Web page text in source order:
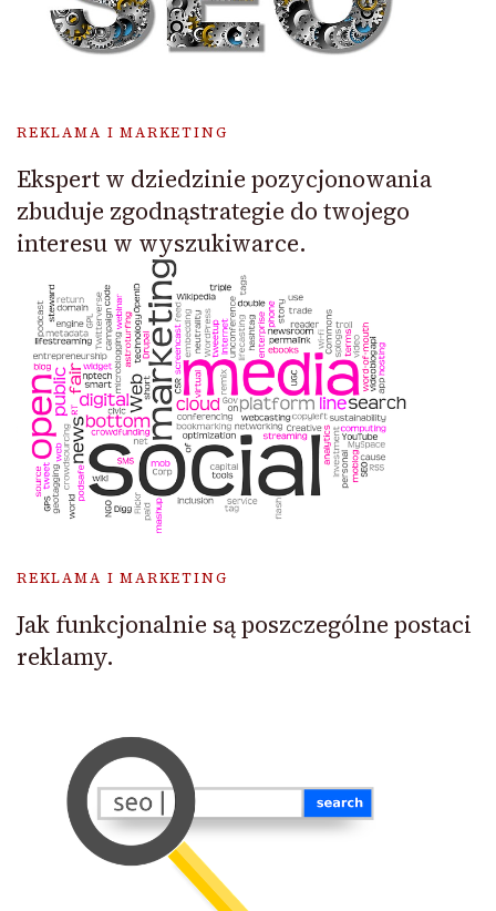
REKLAMA I MARKETING
Ekspert w dziedzinie pozycjonowania
zbuduje zgodnąstrategie do twojego
interesu w wyszukiwarce.
REKLAMA I MARKETING
Jak funkcjonalnie są poszczególne postaci
reklamy.